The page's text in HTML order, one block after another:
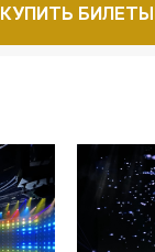
КУПИТЬ БИЛЕТЫ